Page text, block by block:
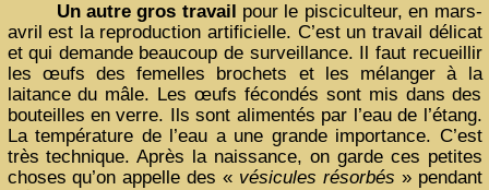
Un autre gros travail pour le pisciculteur, en mars-
avril est la reproduction artificielle. C’est un travail délicat
et qui demande beaucoup de surveillance. Il faut recueillir
les œufs des femelles brochets et les mélanger à la
laitance du mâle. Les œufs fécondés sont mis dans des
bouteilles en verre. Ils sont alimentés par l’eau de l’étang.
La température de l’eau a une grande importance. C’est
très technique. Après la naissance, on garde ces petites
choses qu’on appelle des « vésicules résorbés » pendant